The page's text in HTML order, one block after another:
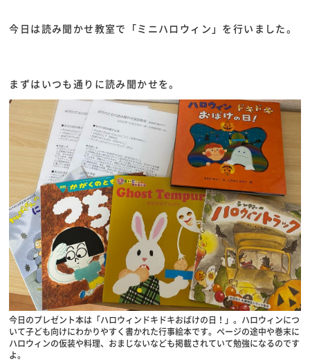
今日は読み聞かせ教室で「ミニハロウィン」を行いました。
まずはいつも通りに読み聞かせを。
今日のプレゼント本は「ハロウィンドキドキおばけの日！」。ハロウィンにつ
いて子ども向けにわかりやすく書かれた行事絵本です。ページの途中や巻末に
ハロウィンの仮装や料理、おまじないなども掲載されていて勉強になるのです
よ。